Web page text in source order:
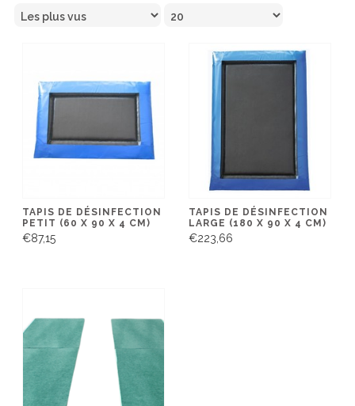
TAPIS DE DÉSINFECTION
PETIT (60 X 90 X 4 CM)
€87,15
TAPIS DE DÉSINFECTION
LARGE (180 X 90 X 4 CM)
€223,66